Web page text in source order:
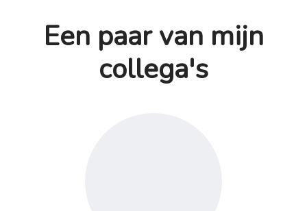
Een paar van mijn
collega's